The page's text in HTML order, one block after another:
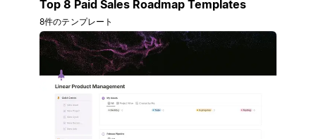
Top 8 Paid Sales Roadmap Templates
8件のテンプレート